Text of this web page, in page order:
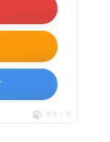
ポチップ